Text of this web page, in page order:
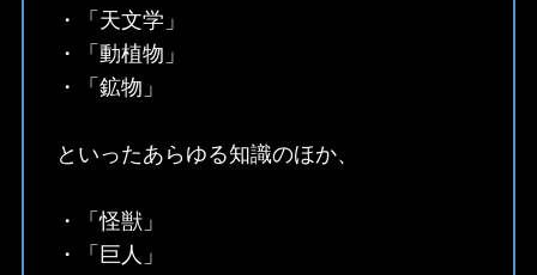
・「天文学」
・「動植物」
・「鉱物」
といったあらゆる知識のほか、
・「怪獣」
・「巨人」